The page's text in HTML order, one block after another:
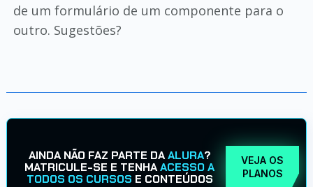
de um formulário de um componente para o
outro. Sugestões?
AINDA NÃO FAZ PARTE DAALURA?
MATRICULE-SE E TENHAACESSO A
TODOS OS CURSOS E CONTEÚDOS
VEJA OS
PLANOS